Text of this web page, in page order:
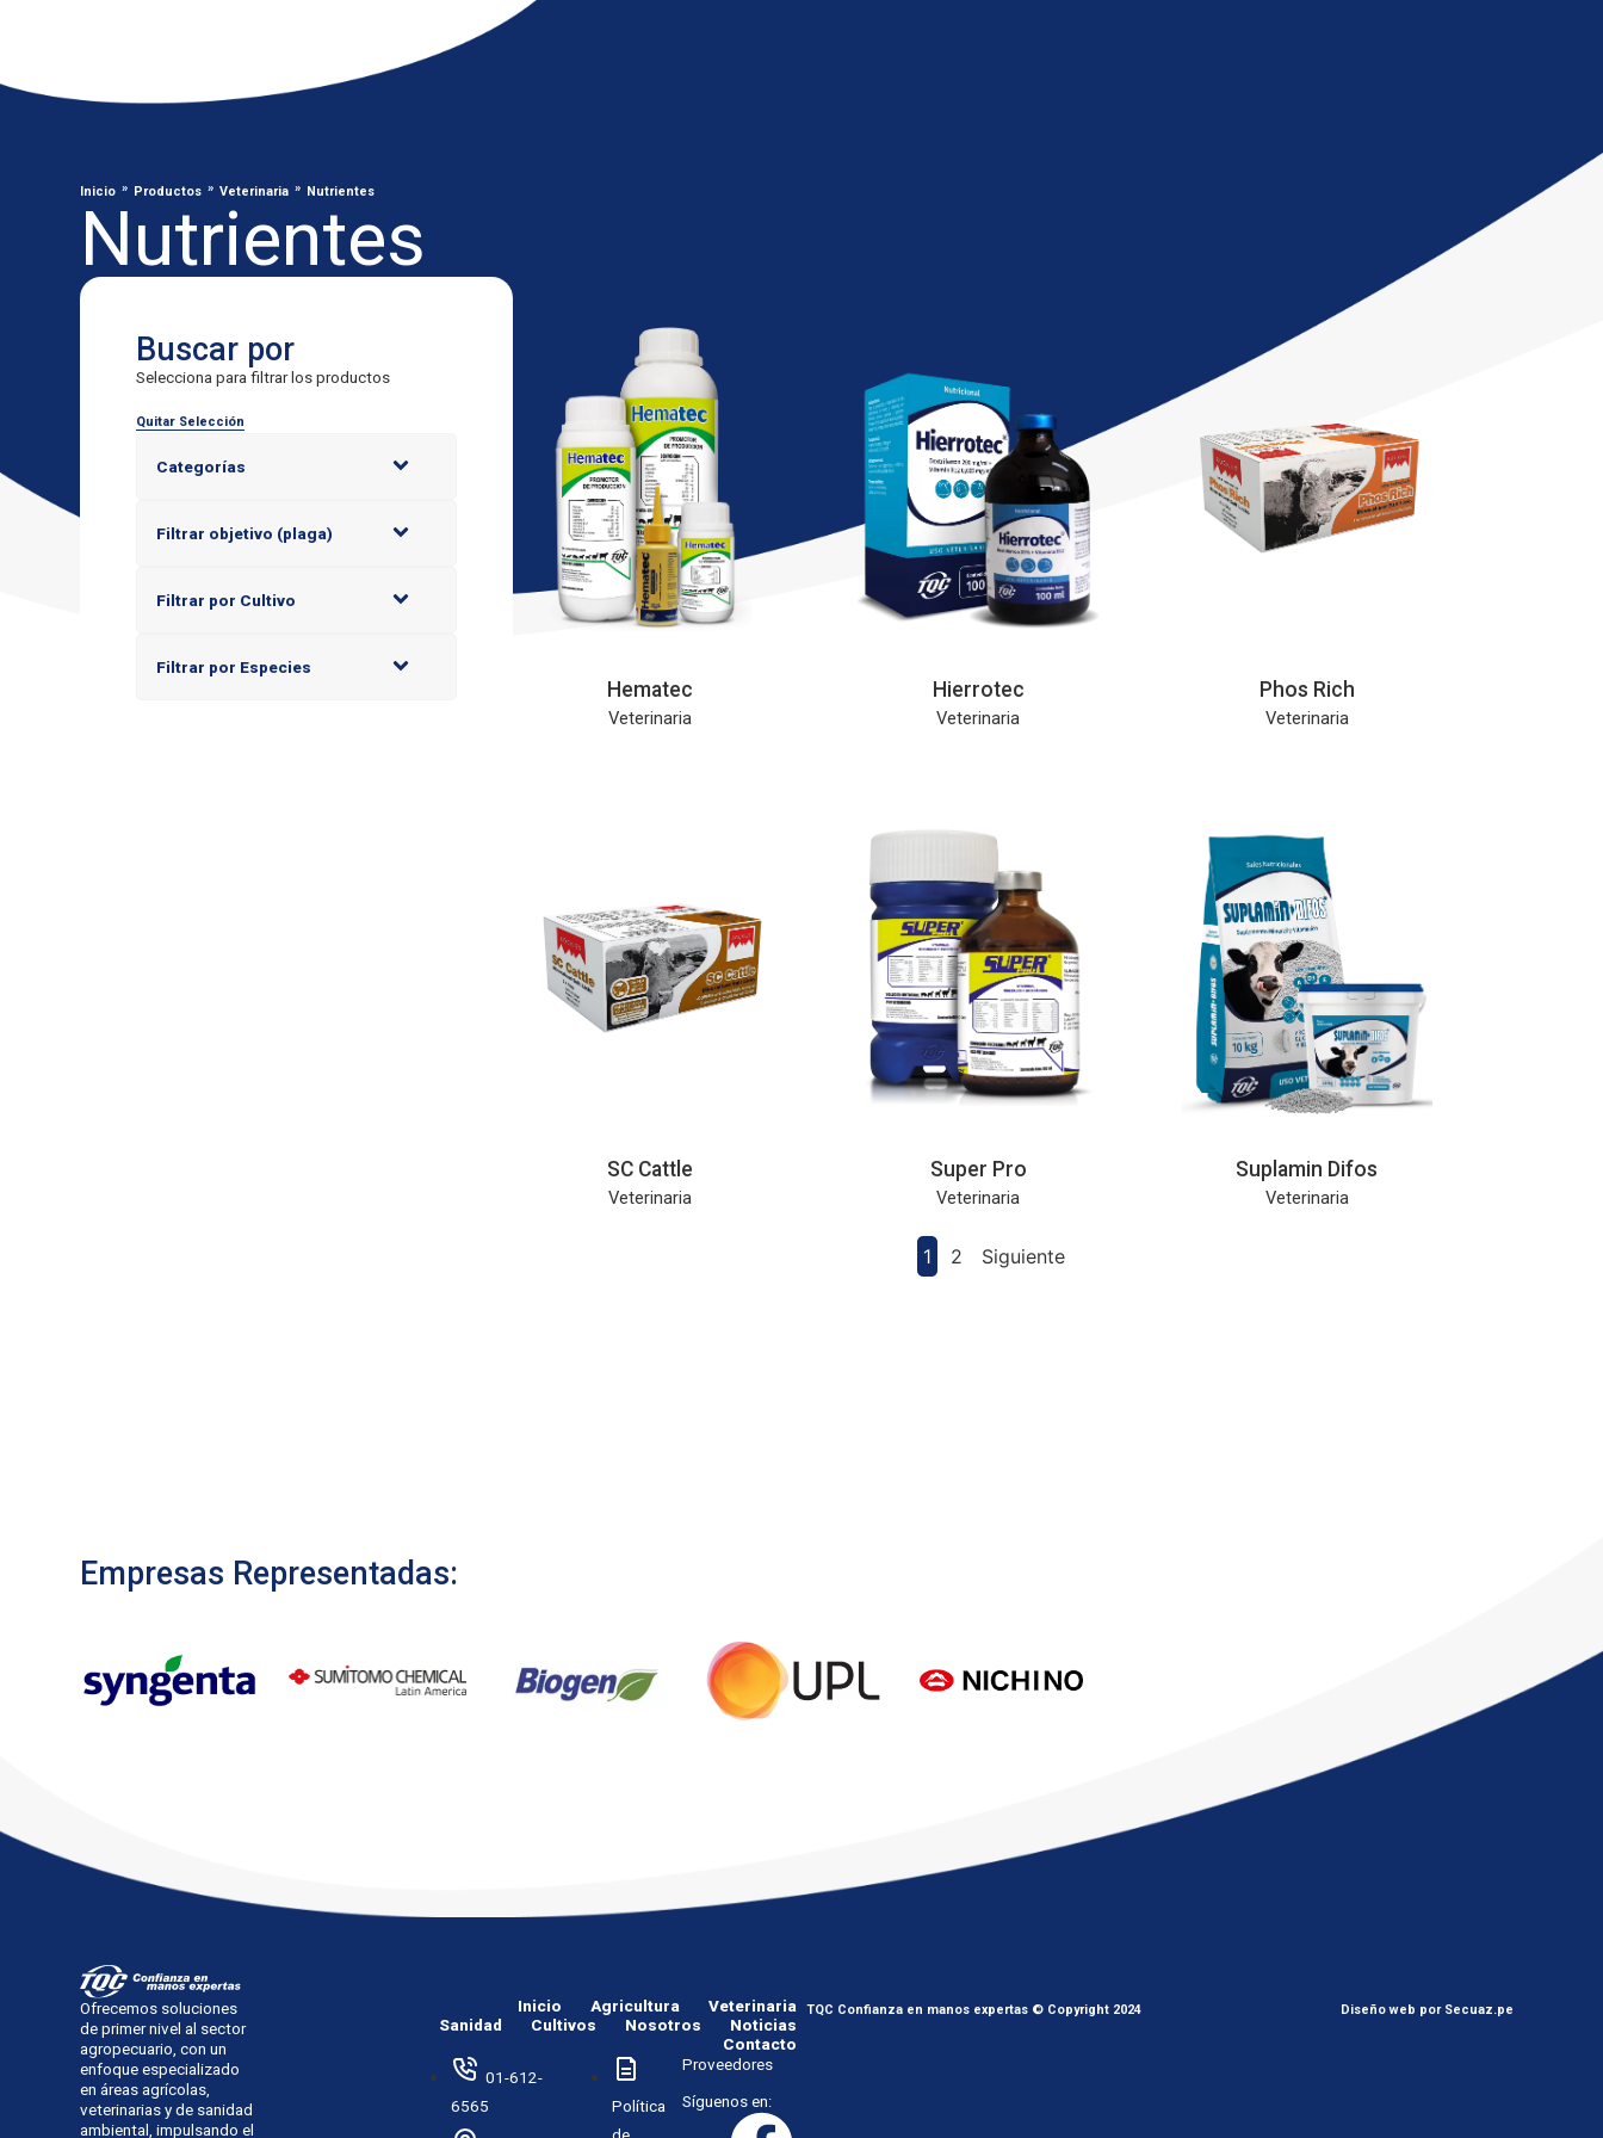
Inicio » Productos » Veterinaria » Nutrientes
Nutrientes
Buscar por
Selecciona para filtrar los productos
Quitar Selección
Categorías
Filtrar objetivo (plaga)
Filtrar por Cultivo
Filtrar por Especies
Hematec
Veterinaria
Hierrotec
Veterinaria
Phos Rich
Veterinaria
SC Cattle
Veterinaria
Super Pro
Veterinaria
Suplamin Difos
Veterinaria
1 2 Siguiente
Empresas Representadas:
Ofrecemos soluciones
de primer nivel al sector
agropecuario, con un
enfoque especializado
en áreas agrícolas,
veterinarias y de sanidad
ambiental, impulsando el
Inicio Agricultura
Veterinaria
Sanidad
Cultivos Nosotros
Noticias
Contacto
01-612-
6565
Política
Proveedores
Síguenos en:
TQC Confianza en manos expertas © Copyright 2024 Diseño web por Secuaz.pe